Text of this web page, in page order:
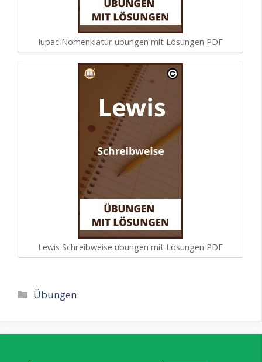
Iupac Nomenklatur übungen mit Lösungen PDF
Lewis Schreibweise übungen mit Lösungen PDF
Kategorien
Übungen